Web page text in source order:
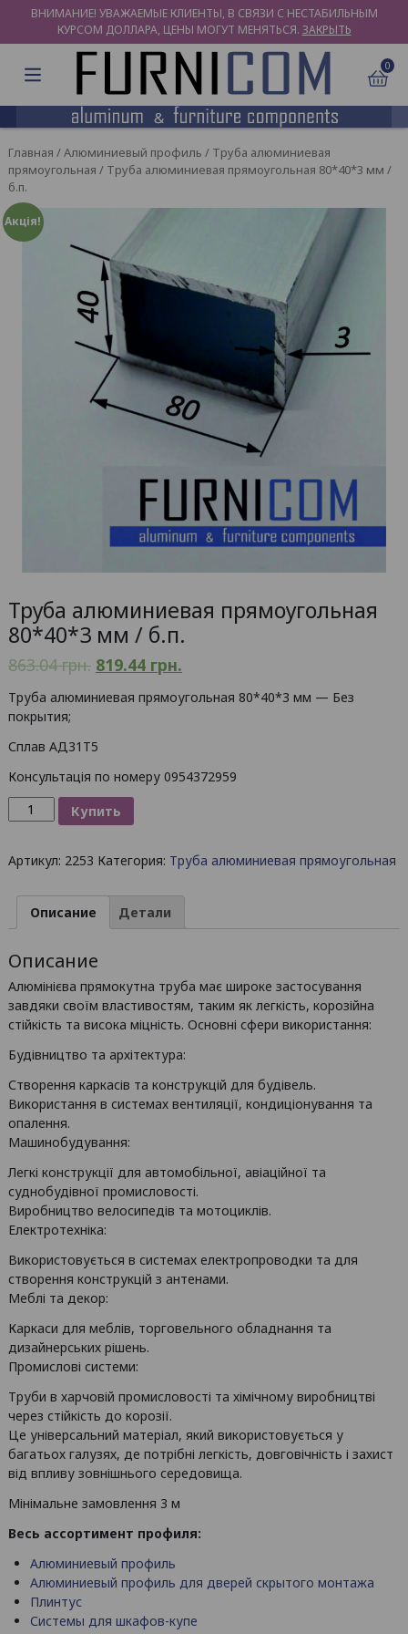
ВНИМАНИЕ! УВАЖАЕМЫЕ КЛИЕНТЫ, В СВЯЗИ С НЕСТАБИЛЬНЫМ
КУРСОМ ДОЛЛАРА, ЦЕНЫ МОГУТ МЕНЯТЬСЯ. ЗАКРЫТЬ
0
Главная /Алюминиевый профиль / Труба алюминиевая
прямоугольная / Труба алюминиевая прямоугольная 80*40*3 мм /
б.п.
Акція!
Труба алюминиевая прямоугольная
80*40*3 мм / б.п.
863.04грн. 819.44 грн.
Труба алюминиевая прямоугольная 80*40*3 мм — Без
покрытия;
Сплав АД31Т5
Консультація по номеру 0954372959
Количество
товара
алюминиевая
80*40*3
б.п.
Купить
Артикул: 2253 Категория: Труба алюминиевая прямоугольная
Описание Детали
Описание
Алюмінієва прямокутна труба має широке застосування
завдяки своїм властивостям, таким як легкість, корозійна
стійкість та висока міцність. Основні сфери використання:
Будівництво та архітектура:
Створення каркасів та конструкцій для будівель.
Використання в системах вентиляції, кондиціонування та
опалення.
Машинобудування:
Легкі конструкції для автомобільної, авіаційної та
суднобудівної промисловості.
Виробництво велосипедів та мотоциклів.
Електротехніка:
Використовується в системах електропроводки та для
створення конструкцій з антенами.
Меблі та декор:
Каркаси для меблів, торговельного обладнання та
дизайнерських рішень.
Промислові системи:
Труби в харчовій промисловості та хімічному виробництві
через стійкість до корозії.
Це універсальний матеріал, який використовується у
багатьох галузях, де потрібні легкість, довговічність і захист
від впливу зовнішнього середовища.
Мінімальне замовлення 3 м
Весь ассортимент профиля:
Алюминиевый профиль
Алюминиевый профиль для дверей скрытого монтажа
Плинтус
Системы для шкафов-купе